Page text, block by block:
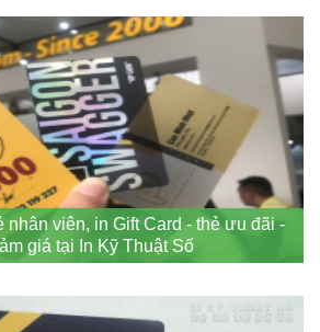
nhân viên, in Gift Card - thẻ ưu đãi -
giá tại In Kỹ Thuật Số